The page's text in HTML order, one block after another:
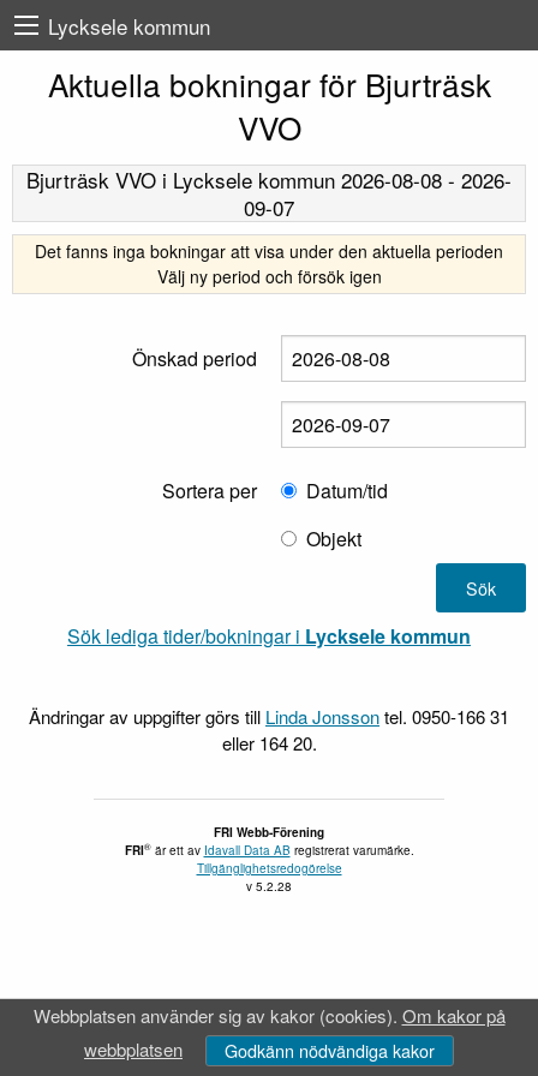
Lycksele kommun
Aktuella bokningar för Bjurträsk
VVO
Bjurträsk VVO i Lycksele kommun 2026-08-08 - 2026-
09-07
Det fanns inga bokningar att visa under den aktuella perioden
Välj ny period och försök igen
Önskad period
Sortera per
Datum/tid
Objekt
Sök lediga tider/bokningar i Lycksele kommun
Ändringar av uppgifter görs till Linda Jonssontel. 0950-166 31
eller 164 20.
FRI Webb-Förening
FRI®är ett av Idavall Data AB registrerat varumärke.
Tillgänglighetsredogörelse
v 5.2.28
Webbplatsen använder sig av kakor (cookies). Om kakor på
webbplatsen
Godkänn nödvändiga kakor